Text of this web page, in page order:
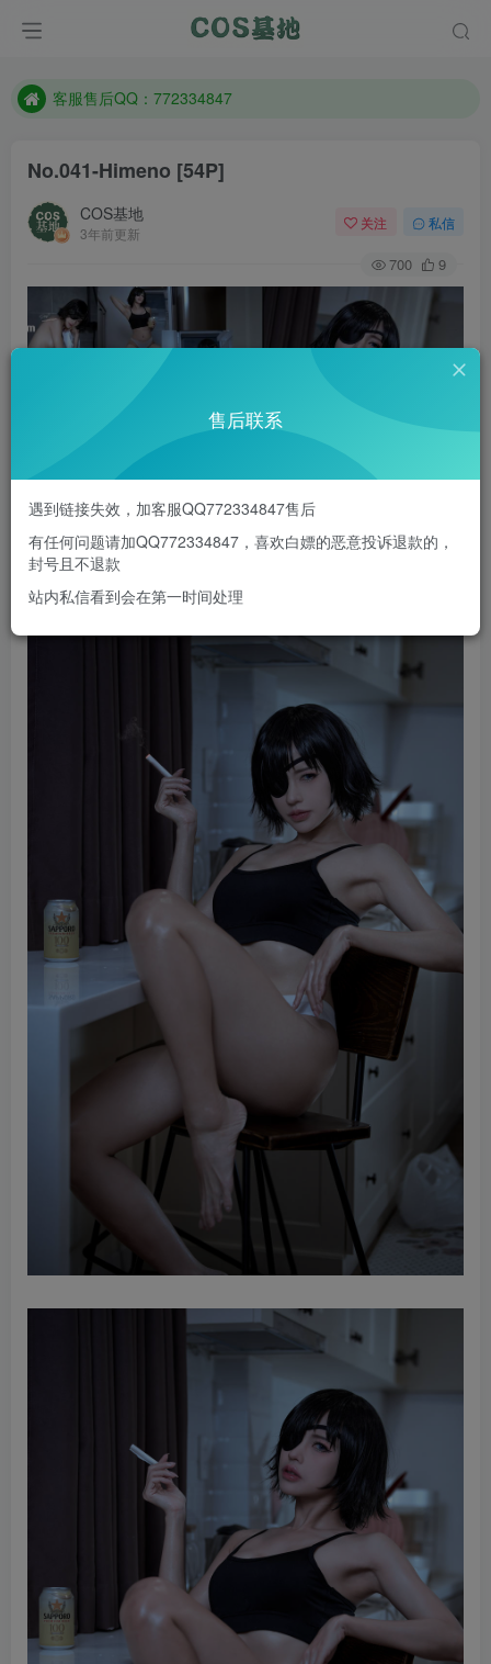
遇到任何问题加客服QQ：772334847
客服售后QQ：772334847
防失联：百度搜索《一七天佳》，实时查看最新站点。
No.041-Himeno [54P]
COS基地
3年前更新
关注 私信
700 9
售后联系
遇到链接失效，加客服QQ772334847售后
有任何问题请加QQ772334847，喜欢白嫖的恶意投诉退款的，
封号且不退款
站内私信看到会在第一时间处理